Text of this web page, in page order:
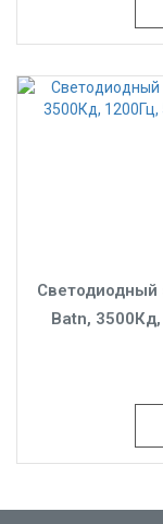
Светодиодный
Batn,